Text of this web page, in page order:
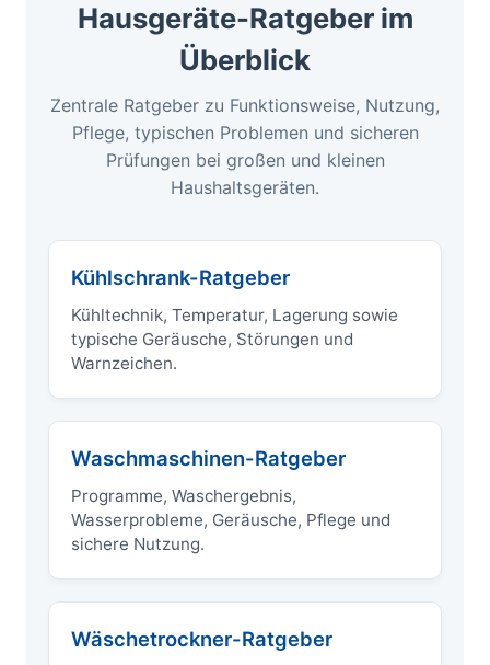
Hausgeräte-Ratgeber im
Überblick
Zentrale Ratgeber zu Funktionsweise, Nutzung,
Pflege, typischen Problemen und sicheren
Prüfungen bei großen und kleinen
Haushaltsgeräten.
Kühlschrank-Ratgeber
Kühltechnik, Temperatur, Lagerung sowie
typische Geräusche, Störungen und
Warnzeichen.
Waschmaschinen-Ratgeber
Programme, Waschergebnis,
Wasserprobleme, Geräusche, Pflege und
sichere Nutzung.
Wäschetrockner-Ratgeber